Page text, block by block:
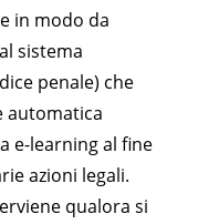
in modo da
sistema
penale) che
automatica
e-learning al fine
azioni legali.
qualora si